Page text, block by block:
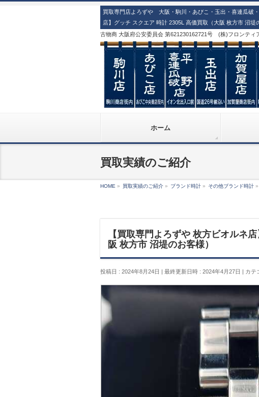
買取専門店よろずや 大阪・駒川・あびこ・玉出・喜連瓜破
店】グッチ スクエア 時計 2305L 高価買取（大阪 枚方市 沼堤
古物商 大阪府公安委員会 第621230162721号 (株)フロンティ
ホーム
買取実績のご紹介
HOME » 買取実績のご紹介 » ブランド時計 » その他ブランド時計 »
【買取専門よろずや 枚方ビオルネ
阪 枚方市 沼堤のお客様）
投稿日 : 2024年8月24日 最終更新日時 : 2024年4月27日 カテ